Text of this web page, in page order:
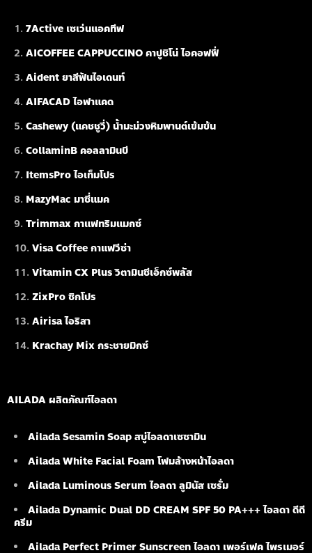
7Active เซเว่นแอคทีฟ
AICOFFEE CAPPUCCINO คาปูชิโน่ ไอคอฟฟี่
Aident ยาสีฟันไอเดนท์
AIFACAD ไอฟาแคด
Cashewy (แคชชูวี่) น้ำมะม่วงหิมพานต์เข้มข้น
CollaminB คอลลามินบี
ItemsPro ไอเท็มโปร
MazyMac มาซี่แมค
Trimmax กาแฟทริมแมกซ์
Visa Coffee กาแฟวีซ่า
Vitamin CX Plus วิตามินซีเอ็กซ์พลัส
ZixPro ซิกโปร
Airisa ไอริสา
Krachay Mix กระชายมิกซ์
AILADA ผลิตภัณฑ์ไอลดา
Ailada Sesamin Soapสบู่ไอลดาเซซามิน
Ailada White Facial Foamโฟมล้างหน้าไอลดา
Ailada Luminous Serumไอลดา ลูมินัส เซรั่ม
Ailada Dynamic Dual DD CREAM SPF 50 PA+++ ไอลดา ดีดี
ครีม
Ailada Perfect Primer Sunscreen ไอลดา เพอร์เฟค ไพรเมอร์